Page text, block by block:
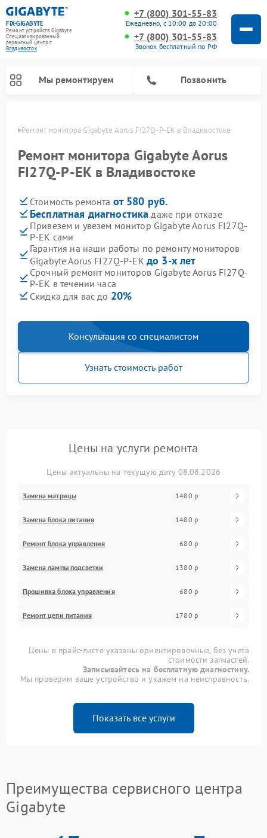
FIX-GIGABYTE
Ремонт устройств Gigabyte
Специализированный
cервисный центр г.
Владивосток
+7 (800) 301-55-83
Ежедневно, с 10:00 до 20:00
+7 (800) 301-55-83
Звонок бесплатный по РФ
Мы ремонтируем Позвонить
Ремонт монитора Gigabyte Aorus FI27Q-P-EK в Владивостоке
Ремонт монитора Gigabyte Aorus
FI27Q-P-EK в Владивостоке
Стоимость ремонта от 580 руб.
Бесплатная диагностика даже при отказе
Привезем и увезем монитор Gigabyte Aorus FI27Q-
P-EK сами
Гарантия на наши работы по ремонту мониторов
Gigabyte Aorus FI27Q-P-EK до 3-х лет
Срочный ремонт мониторов Gigabyte Aorus FI27Q-
P-EK в течении часа
Скидка для вас до 20%
Консультация со специалистом
Узнать стоимость работ
Цены на услуги ремонта
Цены актуальны на текущую дату 08.08.2026
Замена матрицы 1480 р
Замена блока питания 1480 р
Ремонт блока управления 680 р
Замена лампы подсветки 1380 р
Прошивка блока управления 680 р
Ремонт цепи питания 1780 р
Цены в прайс-листе указаны ориентировочные, без учета
стоимости запчастей.
Записывайтесь на бесплатную диагностику.
Мы проверим ваше устройство и укажем на неисправность.
Показать все услуги
Преимущества сервисного центра
Gigabyte